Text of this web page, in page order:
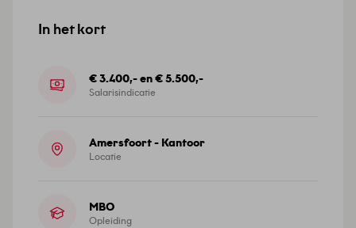
In het kort
€ 3.400,- en € 5.500,-
Salarisindicatie
Amersfoort - Kantoor
Locatie
MBO
Opleiding